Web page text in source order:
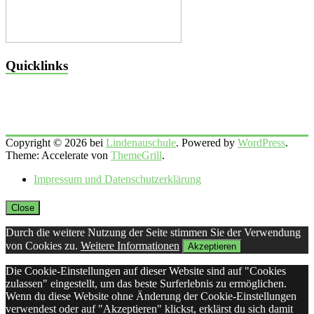
Quicklinks
Copyright © 2026 bei Lindenauschule. Powered by WordPress.
Theme: Accelerate von ThemeGrill.
Impressum und Datenschutzerklärung
Close
Durch die weitere Nutzung der Seite stimmen Sie der Verwendung
von Cookies zu. Weitere Informationen Akzeptieren
Die Cookie-Einstellungen auf dieser Website sind auf "Cookies
zulassen" eingestellt, um das beste Surferlebnis zu ermöglichen.
Wenn du diese Website ohne Änderung der Cookie-Einstellungen
verwendest oder auf "Akzeptieren" klickst, erklärst du sich damit